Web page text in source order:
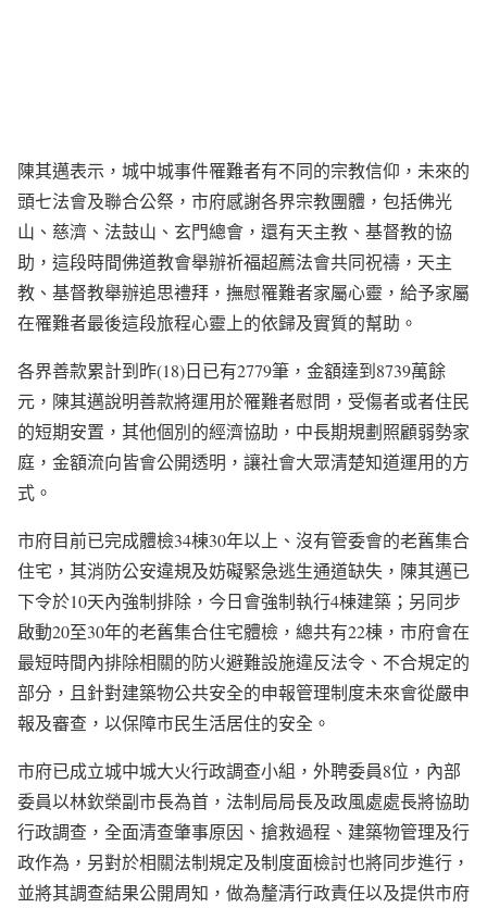
陳其邁表示，城中城事件罹難者有不同的宗教信仰，未來的
頭七法會及聯合公祭，市府感謝各界宗教團體，包括佛光
山、慈濟、法鼓山、玄門總會，還有天主教、基督教的協
助，這段時間佛道教會舉辦祈福超薦法會共同祝禱，天主
教、基督教舉辦追思禮拜，撫慰罹難者家屬心靈，給予家屬
在罹難者最後這段旅程心靈上的依歸及實質的幫助。
各界善款累計到昨(18)日已有2779筆，金額達到8739萬餘
元，陳其邁說明善款將運用於罹難者慰問，受傷者或者住民
的短期安置，其他個別的經濟協助，中長期規劃照顧弱勢家
庭，金額流向皆會公開透明，讓社會大眾清楚知道運用的方
式。
市府目前已完成體檢34棟30年以上、沒有管委會的老舊集合
住宅，其消防公安違規及妨礙緊急逃生通道缺失，陳其邁已
下令於10天內強制排除，今日會強制執行4棟建築；另同步
啟動20至30年的老舊集合住宅體檢，總共有22棟，市府會在
最短時間內排除相關的防火避難設施違反法令、不合規定的
部分，且針對建築物公共安全的申報管理制度未來會從嚴申
報及審查，以保障市民生活居住的安全。
市府已成立城中城大火行政調查小組，外聘委員8位，內部
委員以林欽榮副市長為首，法制局局長及政風處處長將協助
行政調查，全面清查肇事原因、搶救過程、建築物管理及行
政作為，另對於相關法制規定及制度面檢討也將同步進行，
並將其調查結果公開周知，做為釐清行政責任以及提供市府